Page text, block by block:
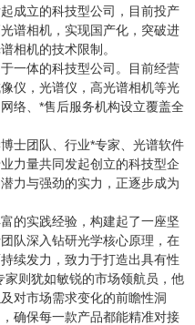
成立的科技型公司，目前投产
谱相机，实现国产化，突破进
相机的技术限制。
一体的科技型公司。目前经营
仪，光谱仪，高光谱相机等光
络、*售后服务机构设立覆盖全
士团队、行业*专家、光谱软件
力量共同发起创立的科技型企
力与强劲的实力，正逐步成为
的实践经验，构建起了一座坚
队深入钻研光学核心原理，在
续发力，致力于打造出具有性
则犹如敏锐的市场领航员，他
对市场需求变化的前瞻性洞
确保每一款产品都能精准对接